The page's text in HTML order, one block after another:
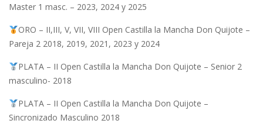
Master 1 masc. – 2023, 2024 y 2025
ORO – II,III, V, VII, VIII Open Castilla la Mancha Don Quijote –
Pareja 2 2018, 2019, 2021, 2023 y 2024
PLATA – II Open Castilla la Mancha Don Quijote – Senior 2
masculino- 2018
PLATA – II Open Castilla la Mancha Don Quijote –
Sincronizado Masculino 2018